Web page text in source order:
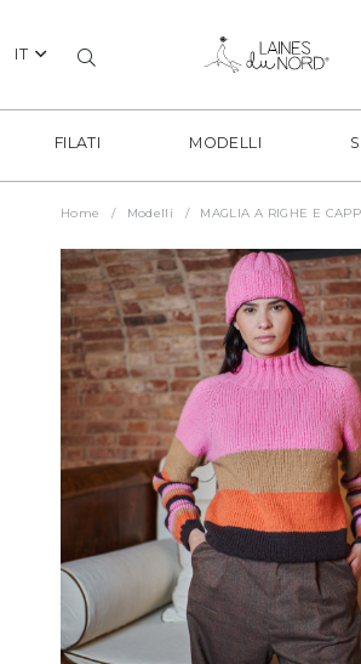
IT
FILATI MODELLI
Home / Modelli / MAGLIA A RIGHE E